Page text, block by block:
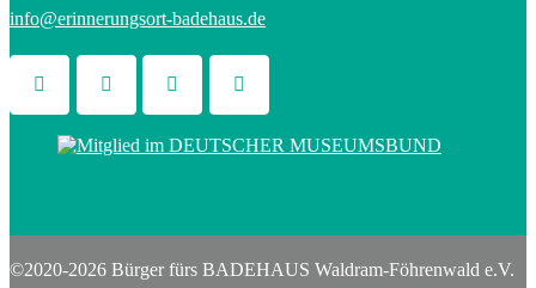
info@erinnerungsort-badehaus.de
©2020-2026 Bürger fürs BADEHAUS Waldram-Föhrenwald e.V.